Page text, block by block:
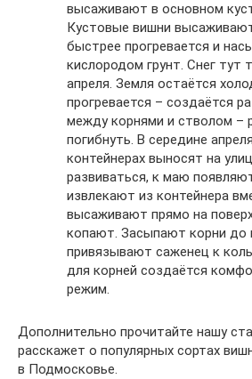
высаживают в основном
Кустовые вишни
быстрее прогревается и
кислородом грунт. Снег тут
апреля. Земля остаётся
прогревается – создаётся
между корнями и стволом –
погибнуть. В середине
контейнерах выносят на
развиваться, к маю
извлекают из контейнера
высаживают прямо на
копают. Засыпают корни до
привязывают саженец к
для корней создаётся
режим.
Дополнительно прочитайте нашу
расскажет о популярных сортах
в Подмосковье.